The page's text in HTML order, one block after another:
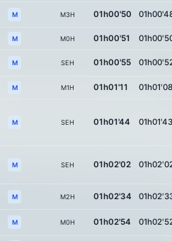
M M3H 01h00'50
M M0H 01h00'51
M SEH 01h00'55
M M1H 01h01'11 01h01'08
M SEH 01h01'44 01h01'43
M SEH 01h02'02
M M2H 01h02'34
M M0H 01h02'54